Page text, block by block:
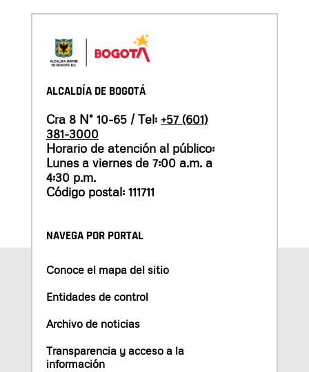
ALCALDÍA DE BOGOTÁ
Cra 8 N° 10-65 / Tel: +57 (601)
381-3000
Horario de atención al público:
Lunes a viernes de 7:00 a.m. a
4:30 p.m.
Código postal: 111711
NAVEGA POR PORTAL
Conoce el mapa del sitio
Entidades de control
Archivo de noticias
Transparencia y acceso a la
información